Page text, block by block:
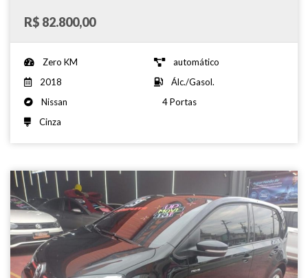
R$ 82.800,00
Zero KM
automático
2018
Álc./Gasol.
Nissan
4 Portas
Cinza